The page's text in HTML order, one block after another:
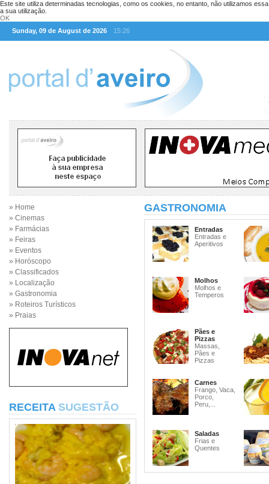
Este site utiliza determinadas tecnologias, como os cookies, no entanto, não utilizamos
a sua utilização.
OK
Sunday, 09 de August de 2026
15:26
» Home
» Cinemas
» Farmácias
» Feiras
» Eventos
» Horóscopo
» Classificados
» Localização
» Gastronomia
» Roteiros Turísticos
» Praias
RECEITA SUGESTÃO
GASTRONOMIA
Entradas
Entradas e
Aperitivos
Molhos
Molhos e
Temperos
Pães e
Pizzas
Massas,
Pães e
Pizzas
Carnes
Frango, Vaca,
Porco,
Peru,...
Saladas
Frias e
Quentes